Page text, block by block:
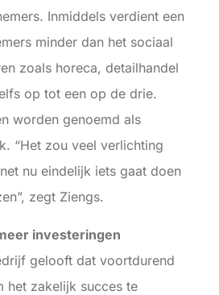
Inmiddels verdient een
minder dan het sociaal
zoals horeca, detailhandel
op tot een op de drie.
worden genoemd als
“Het zou veel verlichting
nu eindelijk iets gaat doen
zegt Ziengs.
investeringen
gelooft dat voortdurend
het zakelijk succes te